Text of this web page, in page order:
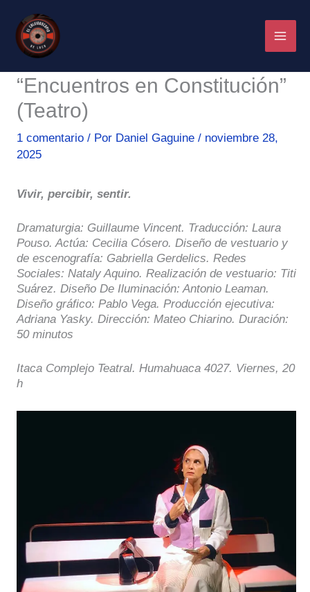
contenido
“Encuentros en Constitución”
(Teatro)
1 comentario / Por Daniel Gaguine / noviembre 28,
2025
Vivir, percibir, sentir.
Dramaturgia: Guillaume Vincent. Traducción: Laura
Pouso. Actúa: Cecilia Cósero. Diseño de vestuario y
de escenografía: Gabriella Gerdelics. Redes
Sociales: Nataly Aquino. Realización de vestuario: Titi
Suárez. Diseño De Iluminación: Antonio Leaman.
Diseño gráfico: Pablo Vega. Producción ejecutiva:
Adriana Yasky. Dirección: Mateo Chiarino. Duración:
50 minutos
Itaca Complejo Teatral. Humahuaca 4027. Viernes, 20
h